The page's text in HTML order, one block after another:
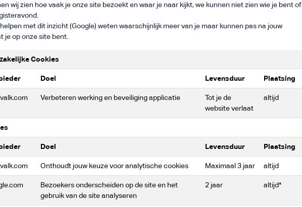
wij zien hoe vaak je onze site bezoekt en waar je naar kijkt, we kunnen niet zien wie je bent of
met dit inzicht (Google) weten waarschijnlijk meer van je maar kunnen pas na jouw
je op onze site bent.
Cookies
Doel Levensduur Plaatsing
Verbeteren werking en beveiliging applicatie
Tot je de
website verlaat
altijd
Doel Levensduur Plaatsing
Onthoudt jouw keuze voor analytische cookies Maximaal 3 jaar altijd
Bezoekers onderscheiden op de site en het
gebruik van de site analyseren
2 jaar altijd*